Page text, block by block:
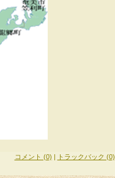
コメント (0) | トラックバック (0)